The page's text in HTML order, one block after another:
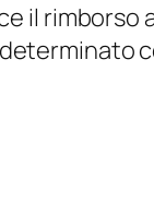
il rimborso